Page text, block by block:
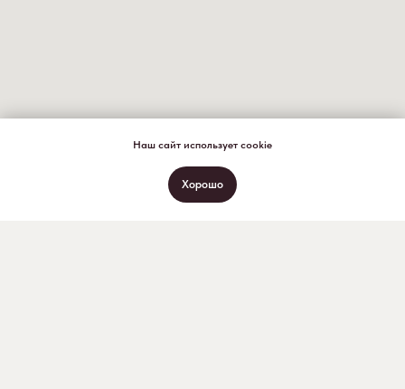
Наш сайт использует cookie
Хорошо